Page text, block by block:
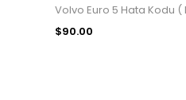
Volvo Euro 5 Hata Kodu (
$90.00